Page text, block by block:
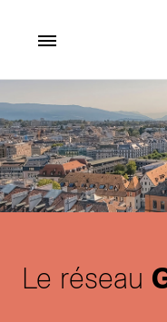
Aller au contenu principal
Le réseau